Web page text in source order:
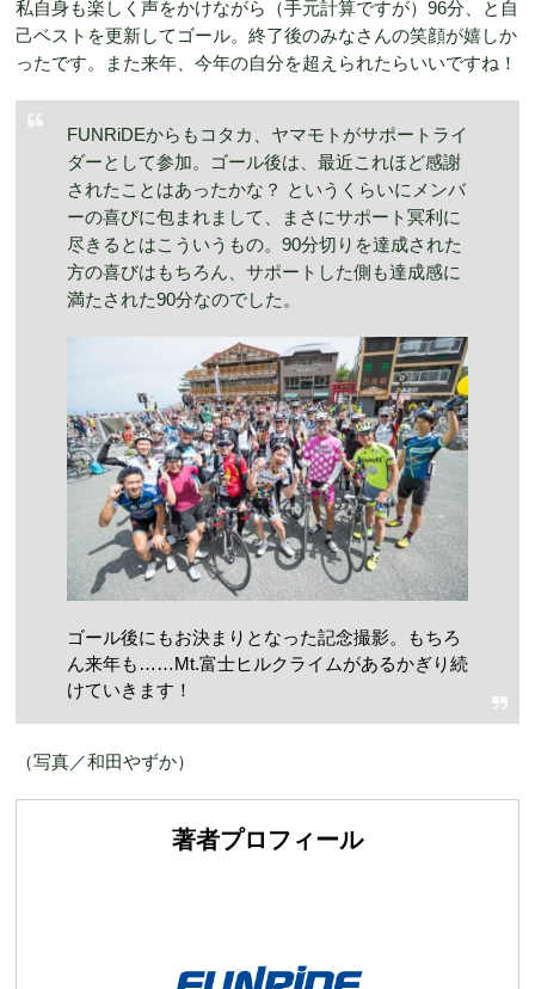
私自身も楽しく声をかけながら（手元計算ですが）96分、と自
己ベストを更新してゴール。終了後のみなさんの笑顔が嬉しか
ったです。また来年、今年の自分を超えられたらいいですね！
FUNRiDEからもコタカ、ヤマモトがサポートライ
ダーとして参加。ゴール後は、最近これほど感謝
されたことはあったかな？ というくらいにメンバ
ーの喜びに包まれまして、まさにサポート冥利に
尽きるとはこういうもの。90分切りを達成された
方の喜びはもちろん、サポートした側も達成感に
満たされた90分なのでした。
ゴール後にもお決まりとなった記念撮影。もちろ
ん来年も……Mt.富士ヒルクライムがあるかぎり続
けていきます！
（写真／和田やずか）
著者プロフィール